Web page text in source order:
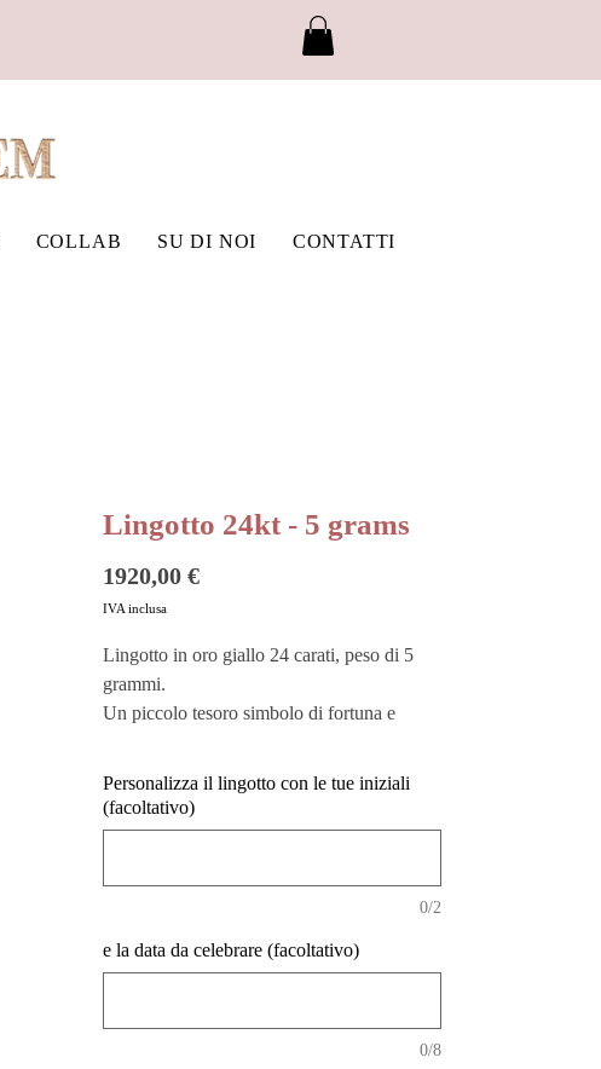
COLLAB SU DI NOI CONTATTI
Lingotto 24kt - 5 grams
1920,00 €Prezzo
IVA inclusa
Lingotto in oro giallo 24 carati, peso di 5
grammi.
Un piccolo tesoro simbolo di fortuna e
generazione. Ogni lingotto è garantito
dall'autenticità e dall'eccellenza artigianale
di Atelier Molayem, come testimoniato dal
Personalizzabile con incisioni speciali,
Il packaging incluso nel prezzo è raffinato e
curato nei minimi dettagli, pensato per
più emozionante e memorabile.
Personalizza il lingotto con le tue iniziali
(facoltativo)
0/2
e la data da celebrare (facoltativo)
0/8